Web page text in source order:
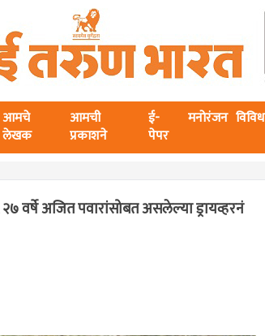
आमचे
लेखक
आमची
प्रकाशने
ई-
पेपर
मनोरंजन विविध
वर्षे अजित पवारांसोबत असलेल्या ड्रायव्हरनं